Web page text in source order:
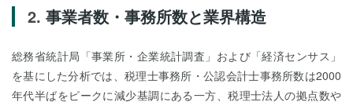
事業者数・事務所数と業界構造
総務省統計局「事業所・企業統計調査」および「経済センサス」
を基にした分析では、税理士事務所・公認会計士事務所数は2000
年代半ばをピークに減少基調にある一方、税理士法人の拠点数や